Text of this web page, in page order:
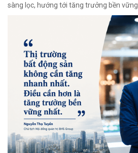
sàng lọc, hướng tới tăng trưởng bền vững.